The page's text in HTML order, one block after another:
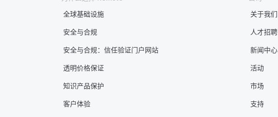
全球基础设施
安全与合规
安全与合规：信任验证门户网站
透明价格保证
知识产品保护
客户体验
关于我们
人才招聘
新闻中心
活动
市场
支持